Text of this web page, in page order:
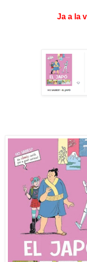
Ja a la